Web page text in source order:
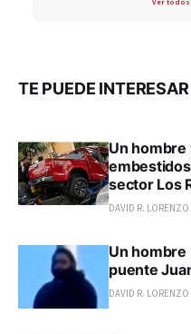
TE PUEDE INTERESAR
Un hombre
sector Los
DAVID R. LORENZO
Un
puente
DAVID R. LORENZO